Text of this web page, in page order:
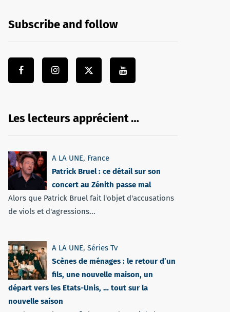
Subscribe and follow
Les lecteurs apprécient …
A LA UNE, France
Patrick Bruel : ce détail sur son
concert au Zénith passe mal
Alors que Patrick Bruel fait l'objet d'accusations
de viols et d'agressions...
A LA UNE, Séries Tv
Scènes de ménages : le retour d’un
fils, une nouvelle maison, un
départ vers les Etats-Unis, … tout sur la
nouvelle saison